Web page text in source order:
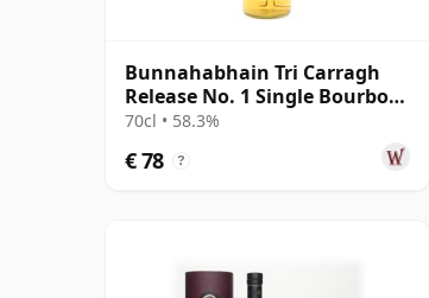
Bunnahabhain Tri Carragh
Release No. 1 Single Bourbon
Cask Scot 2013 9 jaar oud
70cl • 58.3%
€ 78 ?